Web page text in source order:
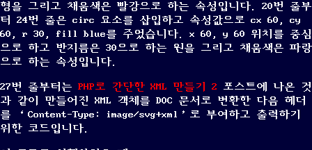
형을 그리고 채움색은 빨강으로 하는 속성입니다. 20번 줄부
터 24번 줄은 circ 요소를 삽입하고 속성값으로 cx 60, cy
60, r 30, fill blue를 주었습니다. x 60, y 60 위치를 중심
으로 하고 반지름은 30으로 하는 원을 그리고 채움색은 파랑
으로 하는 속성입니다.
27번 줄부터는 PHP로 간단한 XML 만들기 2 포스트에 나온 것
과 같이 만들어진 XML 객체를 DOC 문서로 변환한 다음 헤더
를 ‘Content-Type: image/svg+xml’로 부여하고 출력하기
위한 코드입니다.